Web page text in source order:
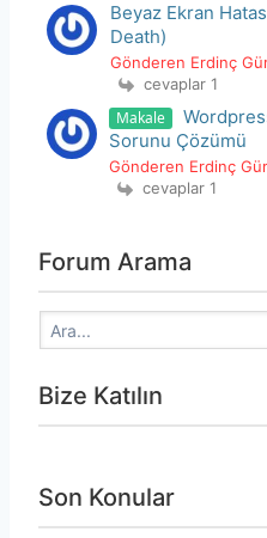
Beyaz Ekran
Death)
Gönderen Erdinç
cevaplar 1
Makale
Sorunu Çözümü
Gönderen Erdinç Gür
cevaplar 1
Forum Arama
Bize Katılın
Son Konular